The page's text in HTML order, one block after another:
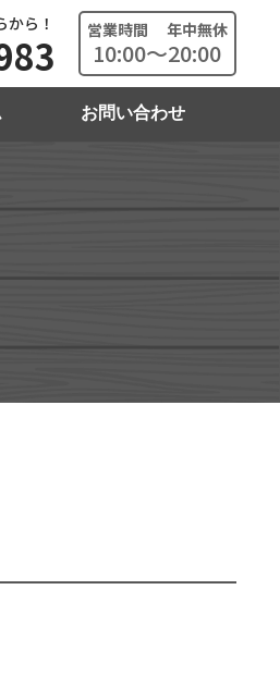
ら！ 営業時間 年中無休
10:00～20:00
お問い合わせ